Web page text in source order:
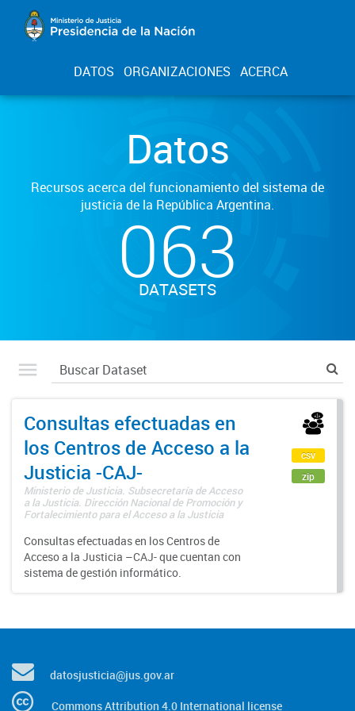
DATOS ORGANIZACIONES ACERCA
Datos
Recursos acerca del funcionamiento del sistema de
justicia de la República Argentina.
063
DATASETS
Consultas efectuadas en
los Centros de Acceso a la
Justicia -CAJ-
Ministerio de Justicia. Subsecretaría de Acceso
a la Justicia. Dirección Nacional de Promoción y
Fortalecimiento para el Acceso a la Justicia
Consultas efectuadas en los Centros de
Acceso a la Justicia –CAJ- que cuentan con
sistema de gestión informático.
csv
zip
datosjusticia@jus.gov.ar
Commons Attribution 4.0 International license